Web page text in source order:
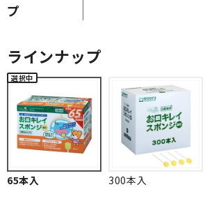
プ
ラインナップ
65本入 300本入